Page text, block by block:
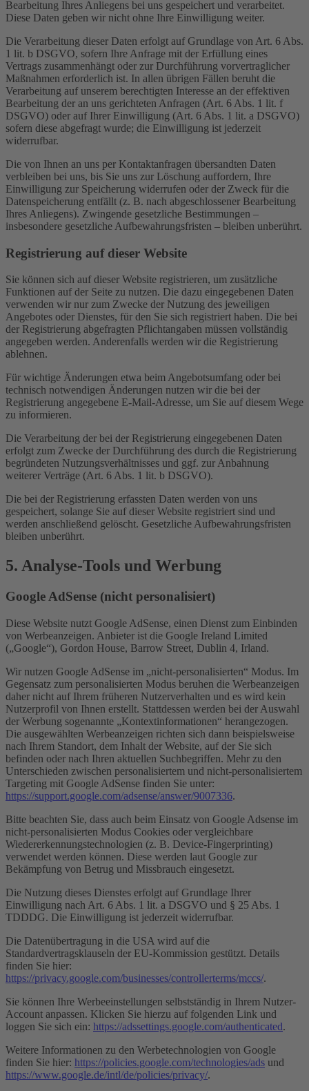
Bearbeitung Ihres Anliegens bei uns gespeichert und verarbeitet.
Diese Daten geben wir nicht ohne Ihre Einwilligung weiter.
Die Verarbeitung dieser Daten erfolgt auf Grundlage von Art. 6 Abs.
1 lit. b DSGVO, sofern Ihre Anfrage mit der Erfüllung eines
Vertrags zusammenhängt oder zur Durchführung vorvertraglicher
Maßnahmen erforderlich ist. In allen übrigen Fällen beruht die
Verarbeitung auf unserem berechtigten Interesse an der effektiven
Bearbeitung der an uns gerichteten Anfragen (Art. 6 Abs. 1 lit. f
DSGVO) oder auf Ihrer Einwilligung (Art. 6 Abs. 1 lit. a DSGVO)
sofern diese abgefragt wurde; die Einwilligung ist jederzeit
widerrufbar.
Die von Ihnen an uns per Kontaktanfragen übersandten Daten
verbleiben bei uns, bis Sie uns zur Löschung auffordern, Ihre
Einwilligung zur Speicherung widerrufen oder der Zweck für die
Datenspeicherung entfällt (z. B. nach abgeschlossener Bearbeitung
Ihres Anliegens). Zwingende gesetzliche Bestimmungen –
insbesondere gesetzliche Aufbewahrungsfristen – bleiben unberührt.
Registrierung auf dieser Website
Sie können sich auf dieser Website registrieren, um zusätzliche
Funktionen auf der Seite zu nutzen. Die dazu eingegebenen Daten
verwenden wir nur zum Zwecke der Nutzung des jeweiligen
Angebotes oder Dienstes, für den Sie sich registriert haben. Die bei
der Registrierung abgefragten Pflichtangaben müssen vollständig
angegeben werden. Anderenfalls werden wir die Registrierung
ablehnen.
Für wichtige Änderungen etwa beim Angebotsumfang oder bei
technisch notwendigen Änderungen nutzen wir die bei der
Registrierung angegebene E-Mail-Adresse, um Sie auf diesem Wege
zu informieren.
Die Verarbeitung der bei der Registrierung eingegebenen Daten
erfolgt zum Zwecke der Durchführung des durch die Registrierung
begründeten Nutzungsverhältnisses und ggf. zur Anbahnung
weiterer Verträge (Art. 6 Abs. 1 lit. b DSGVO).
Die bei der Registrierung erfassten Daten werden von uns
gespeichert, solange Sie auf dieser Website registriert sind und
werden anschließend gelöscht. Gesetzliche Aufbewahrungsfristen
bleiben unberührt.
5. Analyse-Tools und Werbung
Google AdSense (nicht personalisiert)
Diese Website nutzt Google AdSense, einen Dienst zum Einbinden
von Werbeanzeigen. Anbieter ist die Google Ireland Limited
(„Google“), Gordon House, Barrow Street, Dublin 4, Irland.
Wir nutzen Google AdSense im „nicht-personalisierten“ Modus. Im
Gegensatz zum personalisierten Modus beruhen die Werbeanzeigen
daher nicht auf Ihrem früheren Nutzerverhalten und es wird kein
Nutzerprofil von Ihnen erstellt. Stattdessen werden bei der Auswahl
der Werbung sogenannte „Kontextinformationen“ herangezogen.
Die ausgewählten Werbeanzeigen richten sich dann beispielsweise
nach Ihrem Standort, dem Inhalt der Website, auf der Sie sich
befinden oder nach Ihren aktuellen Suchbegriffen. Mehr zu den
Unterschieden zwischen personalisiertem und nicht-personalisiertem
Targeting mit Google AdSense finden Sie unter:
https://support.google.com/adsense/answer/9007336.
Bitte beachten Sie, dass auch beim Einsatz von Google Adsense im
nicht-personalisierten Modus Cookies oder vergleichbare
Wiedererkennungstechnologien (z. B. Device-Fingerprinting)
verwendet werden können. Diese werden laut Google zur
Bekämpfung von Betrug und Missbrauch eingesetzt.
Die Nutzung dieses Dienstes erfolgt auf Grundlage Ihrer
Einwilligung nach Art. 6 Abs. 1 lit. a DSGVO und § 25 Abs. 1
TDDDG. Die Einwilligung ist jederzeit widerrufbar.
Die Datenübertragung in die USA wird auf die
Standardvertragsklauseln der EU-Kommission gestützt. Details
finden Sie hier:
https://privacy.google.com/businesses/controllerterms/mccs/.
Sie können Ihre Werbeeinstellungen selbstständig in Ihrem Nutzer-
Account anpassen. Klicken Sie hierzu auf folgenden Link und
loggen Sie sich ein: https://adssettings.google.com/authenticated.
Weitere Informationen zu den Werbetechnologien von Google
finden Sie hier: https://policies.google.com/technologies/ads und
https://www.google.de/intl/de/policies/privacy/.